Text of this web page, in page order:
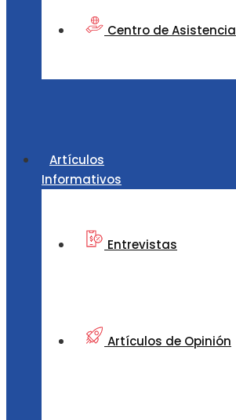
Centro de Asistencia
Artículos
Informativos
Entrevistas
Artículos de Opinión